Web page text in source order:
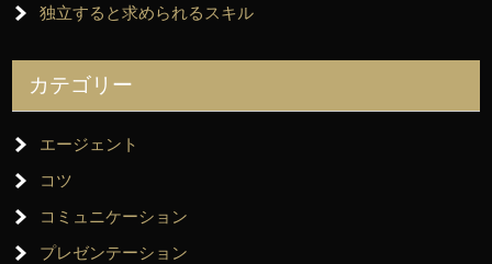
独立すると求められるスキル
カテゴリー
エージェント
コツ
コミュニケーション
プレゼンテーション